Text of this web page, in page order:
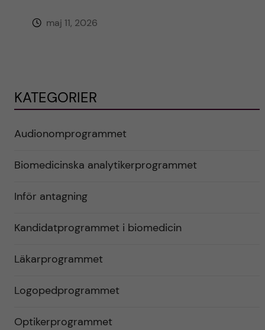
maj 11, 2026
KATEGORIER
Audionomprogrammet
Biomedicinska analytikerprogrammet
Inför antagning
Kandidatprogrammet i biomedicin
Läkarprogrammet
Logopedprogrammet
Optikerprogrammet